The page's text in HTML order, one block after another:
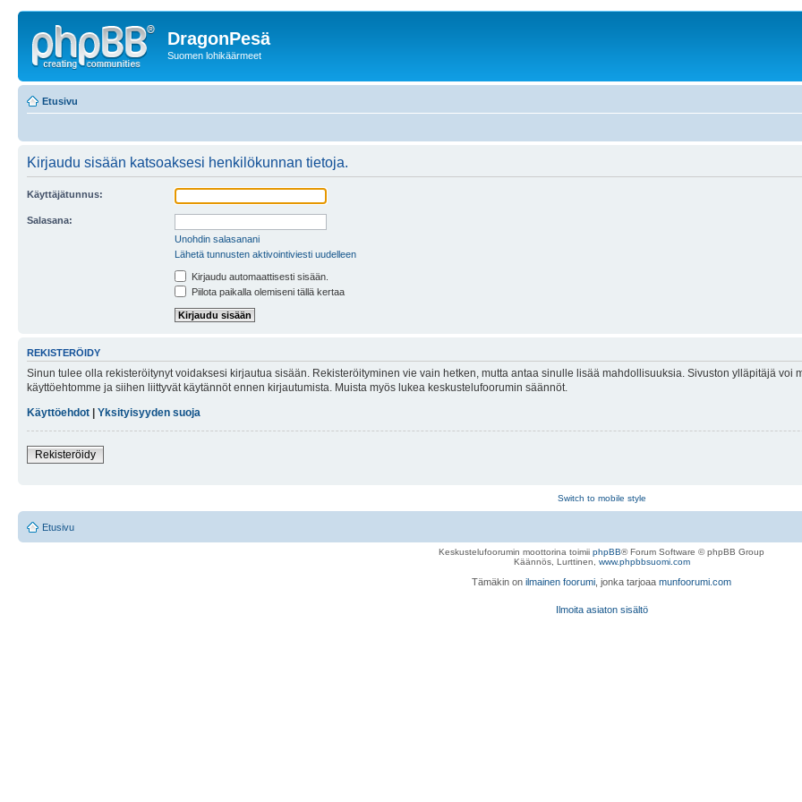
DragonPesä
Suomen lohikäärmeet
Etusivu
Kirjaudu sisään katsoaksesi henkilökunnan tietoja.
Käyttäjätunnus:
Salasana:
Unohdin salasanani
Lähetä tunnusten aktivointiviesti uudelleen
Kirjaudu automaattisesti sisään.
Piilota paikalla olemiseni tällä kertaa
REKISTERÖIDY
Sinun tulee olla rekisteröitynyt voidaksesi kirjautua sisään. Rekisteröityminen vie vain hetken, mutta antaa sinulle lisää mahdollisuuksia. Sivuston ylläpitäjä
käyttöehtomme ja siihen liittyvät käytännöt ennen kirjautumista. Muista myös lukea keskustelufoorumin säännöt.
Käyttöehdot
Yksityisyyden suoja
Rekisteröidy
Switch to mobile style
Etusivu
Keskustelufoorumin moottorina toimii phpBB® Forum Software © phpBB Group
Käännös, Lurttinen, www.phpbbsuomi.com
Tämäkin on ilmainen foorumi , jonka tarjoaa munfoorumi.com
Ilmoita asiaton sisältö